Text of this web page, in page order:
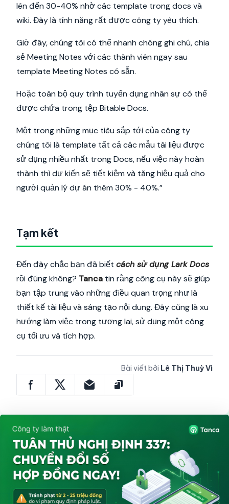
lên đến 30-40% nhờ các template trong docs và
wiki. Đây là tính năng rất được công ty yêu thích.
Giờ đây, chúng tôi có thể nhanh chóng ghi chú, chia
sẻ Meeting Notes với các thành viên ngay sau
template Meeting Notes có sẵn.
Hoặc toàn bộ quy trình tuyển dụng nhân sự có thể
được chứa trong tệp Bitable Docs.
Một trong những mục tiêu sắp tới của công ty
chúng tôi là template tất cả các mẫu tài liệu được
sử dụng nhiều nhất trong Docs, nếu việc này hoàn
thành thì dự kiến ​​sẽ tiết kiệm và tăng hiệu quả cho
người quản lý dự án thêm 30% - 40%.”
Tạm kết
Đến đây chắc bạn đã biết cách sử dụng Lark Docs
rồi đúng không? Tanca tin rằng công cụ này sẽ giúp
bạn tập trung vào những điều quan trọng như là
thiết kế tài liệu và sáng tạo nội dung. Đây cũng là xu
hướng làm việc trong tương lai, sử dụng một công
cụ tối ưu và tích hợp.
Bài viết bởi Lê Thị Thuỳ Vi